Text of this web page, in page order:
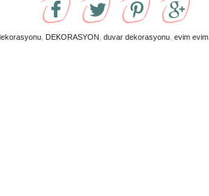
DEKORASYON duvar dekorasyonu evim